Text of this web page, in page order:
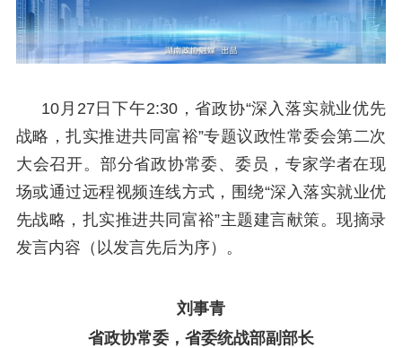
10月27日下午2:30，省政协“深入落实就业优先
战略，扎实推进共同富裕”专题议政性常委会第二次
大会召开。部分省政协常委、委员，专家学者在现
场或通过远程视频连线方式，围绕“深入落实就业优
先战略，扎实推进共同富裕”主题建言献策。现摘录
发言内容（以发言先后为序）。
刘事青
省政协常委，省委统战部副部长